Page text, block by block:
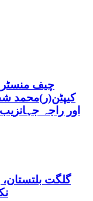
چیف منسٹر
کیپٹن(ر)محمد
اور راجہ